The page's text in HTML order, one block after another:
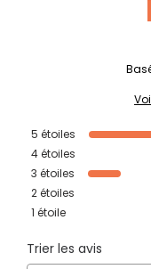
5 étoiles
4étoiles
3 étoiles
2étoiles
1 étoile
Trier les avis